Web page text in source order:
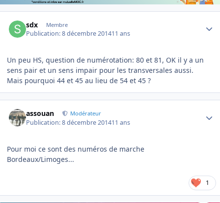
sdx Membre
Publication:8 décembre 201411 ans
Un peu HS, question de numérotation: 80 et 81, OK il y a un
sens pair et un sens impair pour les transversales aussi.
Mais pourquoi 44 et 45 au lieu de 54 et 45 ?
assouan Modérateur
Publication:8 décembre 201411 ans
Pour moi ce sont des numéros de marche
Bordeaux/Limoges...
1